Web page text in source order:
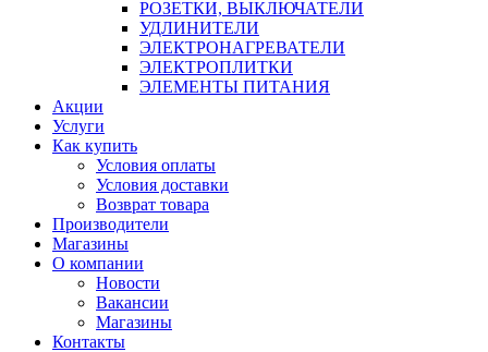
РОЗЕТКИ, ВЫКЛЮЧАТЕЛИ
УДЛИНИТЕЛИ
ЭЛЕКТРОНАГРЕВАТЕЛИ
ЭЛЕКТРОПЛИТКИ
ЭЛЕМЕНТЫ ПИТАНИЯ
Акции
Услуги
Как купить
Условия оплаты
Условия доставки
Возврат товара
Производители
Магазины
О компании
Новости
Вакансии
Магазины
Контакты